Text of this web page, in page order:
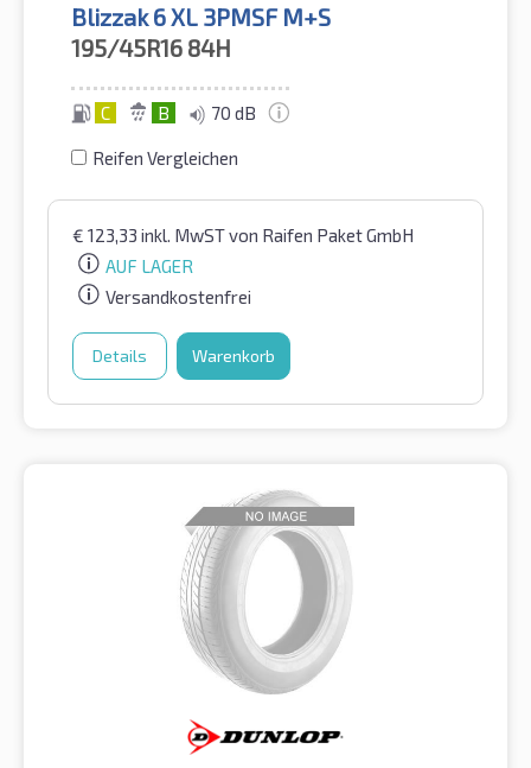
Blizzak 6 XL 3PMSF M+S
195/45R16 84H
C B 70 dB
Reifen Vergleichen
€ 123,33 inkl. MwSTvon Raifen Paket GmbH
AUF LAGER
Versandkostenfrei
Details Warenkorb